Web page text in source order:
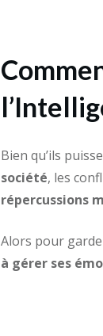
Bien qu’ils
société, les
répercussions
Alors pour
à gérer ses